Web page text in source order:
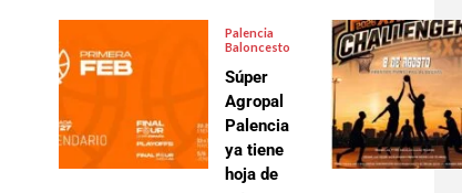
Palencia
Baloncesto
Súper
Agropal
Palencia
ya tiene
hoja de